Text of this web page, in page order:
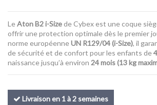
LeAton B2 i-Sizede Cybex est une coque
offrir une protection optimale dès le premier
norme européenneUN R129/04 (i-Size), il
de sécurité et de confort pour les enfants de
naissance jusqu’à environ 24 mois (13 kg
Livraison en 1 à 2 semaines